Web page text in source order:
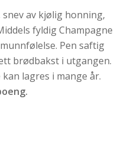
av kjølig honning,
fyldig Champagne
Pen saftig
brødbakst i utgangen.
lagres i mange år.